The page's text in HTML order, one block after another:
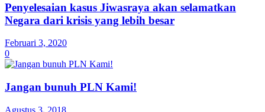
Penyelesaian kasus Jiwasraya akan selamatkan
Negara dari krisis yang lebih besar
Februari 3, 2020
0
Jangan bunuh PLN Kami!
Agustus 3, 2018